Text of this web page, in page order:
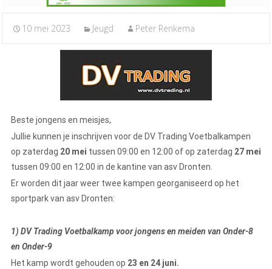
10 mei 2023 Jeugd Peter Renkema
Beste jongens en meisjes,
Jullie kunnen je inschrijven voor de DV Trading Voetbalkampen
op zaterdag 20 mei tussen 09:00 en 12:00 of op zaterdag 27 mei
tussen 09:00 en 12:00 in de kantine van asv Dronten.
Er worden dit jaar weer twee kampen georganiseerd op het
sportpark van asv Dronten:
1) DV Trading Voetbalkamp voor jongens en meiden van Onder-8
en Onder-9
Het kamp wordt gehouden op 23 en 24 juni.